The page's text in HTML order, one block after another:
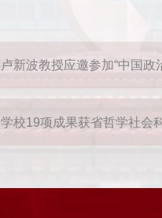
卢新波教授应邀参加“中国
学校19项成果获省哲学社会